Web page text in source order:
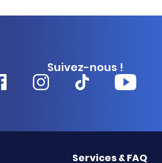
Suivez-nous !
Services & FAQ